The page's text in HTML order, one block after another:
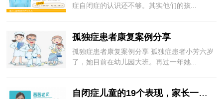
症自闭症的认识还不够。其实他们的孩...
孤独症患者康复案例分享
孤独症患者康复案例分享 孤独症患者小芳六岁
了，她目前在幼儿园大班。再过一年她...
自闭症儿童的19个表现，家长一定不能忽略